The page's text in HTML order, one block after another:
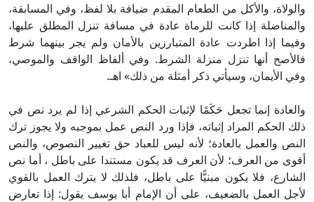
والولاة، والأكل من الطعام المقدم ضيافة بلا لفظ، وفي المسابقة،
والمناضلة إذا كانت للرماة عادة في مسافة تنزل المطلق عليها،
وفيما إذا اطردت عادة المتبارزين بالأمان ولم يجر بينهما شرط
فالأصح أنها تنزل منزلة الشرط. وفي ألفاظ الواقف والموصي،
وفي الأيمان، وسيأتي ذكر أمثلة من ذلك» اهـ.
والعادة إنما تجعل حَكَمًا لإثبات الحكم الشرعي إذا لم يرد نص في
ذلك الحكم المراد إثباته، فإذا ورد النص عمل بموجبه ولا يجوز ترك
النص والعمل بالعادة؛ لأنه ليس للعباد حق تغيير النصوص، والنص
أقوى من العرف؛ لأن العرف قد يكون مستندا على باطل ، أما نص
الشارع، فلا يكون مبنيًّا على باطل، فلذلك لا يترك العمل بالقوي
لأجل العمل بالضعيف، على أن الإمام أبا يوسف يقول: إذا تعارض